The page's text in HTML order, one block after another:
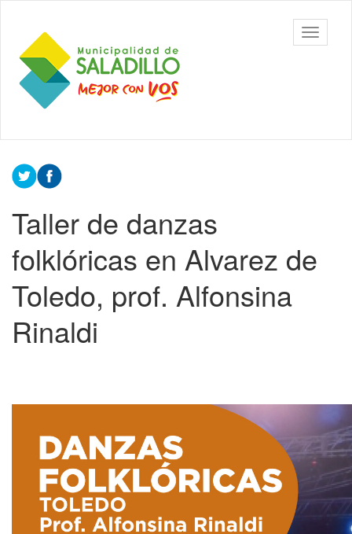
contenido
principal
Municipalidad
de Saladillo
barra
Contenido
principal
Taller de danzas
folklóricas en Alvarez de
Toledo, prof. Alfonsina
Rinaldi